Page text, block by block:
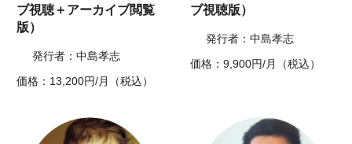
ブ視聴＋アーカイブ閲覧
版）
発行者：中島孝志
価格：13,200円/月（税込）
ブ視聴版）
発行者：中島孝志
価格：9,900円/月（税込）